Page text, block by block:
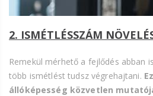
2. ISMÉTLÉSSZÁM
Remekül mérhető a fejlődés abban
több ismétlést tudsz végrehajtani.
állóképesség közvetlen